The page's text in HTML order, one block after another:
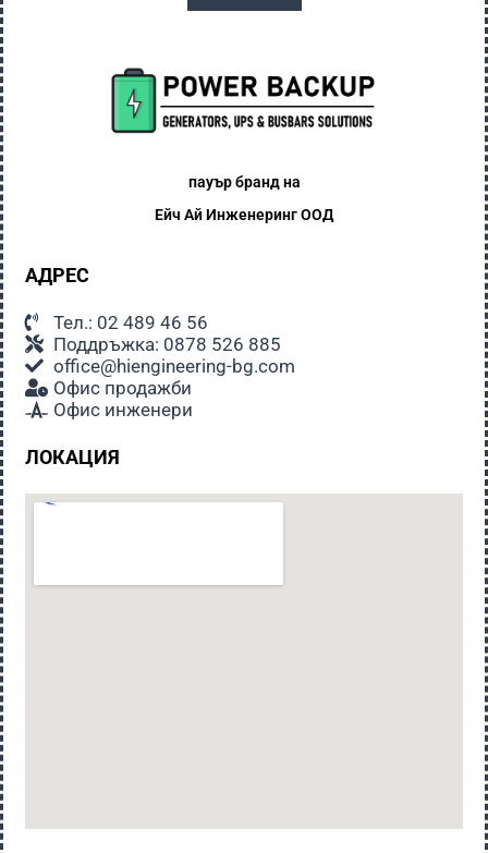
пауър бранд на
Ейч АйИнженеринг ООД
АДРЕС
Тел.: 02 489 46 56
Поддръжка: 0878 526 885
office@hiengineering-bg.com
Офис продажби
Офис инженери
ЛОКАЦИЯ